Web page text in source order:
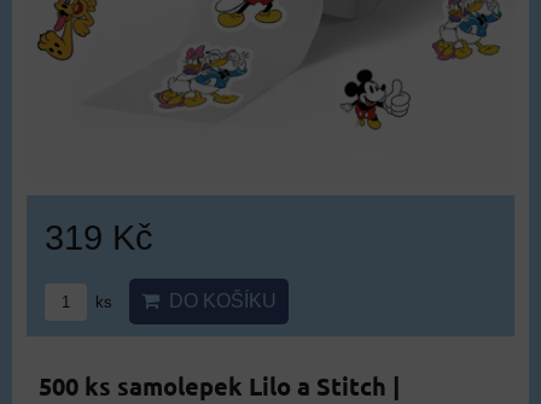
319 Kč
ks DO KOŠÍKU
500 ks samolepek Lilo a Stitch |